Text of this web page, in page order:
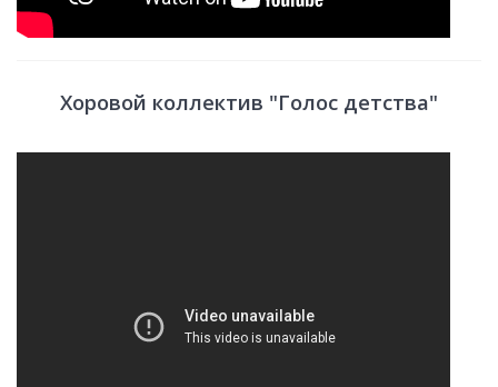
Хоровой коллектив "Голос детства"